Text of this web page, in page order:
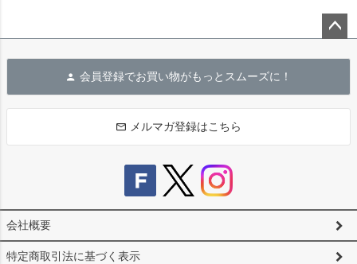
へ
会員登録でお買い物がもっとスムーズに！
メルマガ登録はこちら
会社概要
特定商取引法に基づく表示